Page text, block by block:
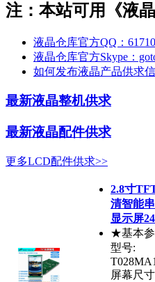
注：本站可用《液
液晶仓库官方QQ：
液晶仓库官方Skype：
如何发布液晶产品供求
最新液晶整机供求
最新液晶配件供求
更多LCD配件供求>>
2.8寸
清智能
显示屏
★基本
型号:
屏幕尺